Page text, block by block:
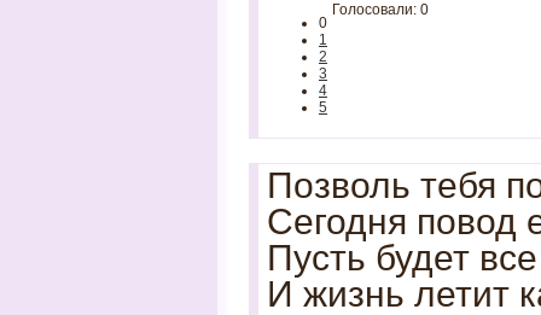
0
1
2
3
4
5
Голосовали: 0
Позволь тебя
Сегодня повод
Пусть будет
И жизнь летит